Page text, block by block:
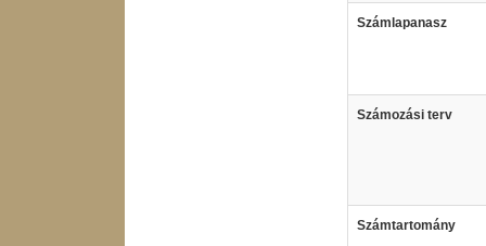
Számlapanasz
Számozási terv
Számtartomány